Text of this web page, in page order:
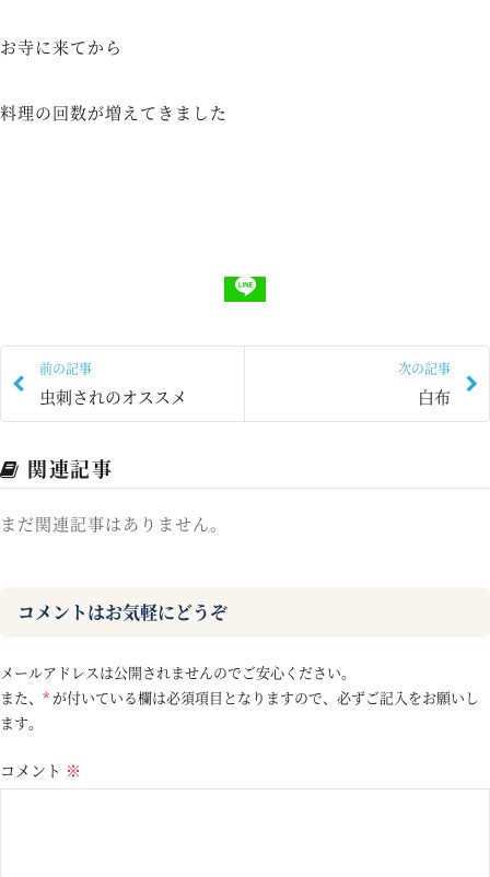
お寺に来てから
料理の回数が増えてきました
前の記事
虫刺されのオススメ
次の記事
白布
関連記事
まだ関連記事はありません。
コメントはお気軽にどうぞ
メールアドレスは公開されませんのでご安心ください。
また、 * が付いている欄は必須項目となりますので、必ずご記入をお願いし
ます。
コメント ※